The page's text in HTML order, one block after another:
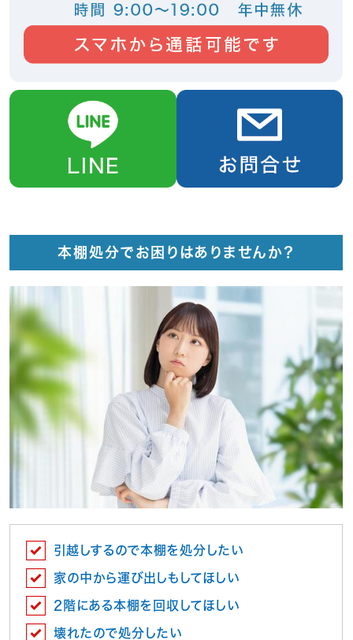
本棚処分でお困りはありませんか？
引越しするので本棚を処分したい
家の中から運び出しもしてほしい
2階にある本棚を回収してほしい
壊れたので処分したい